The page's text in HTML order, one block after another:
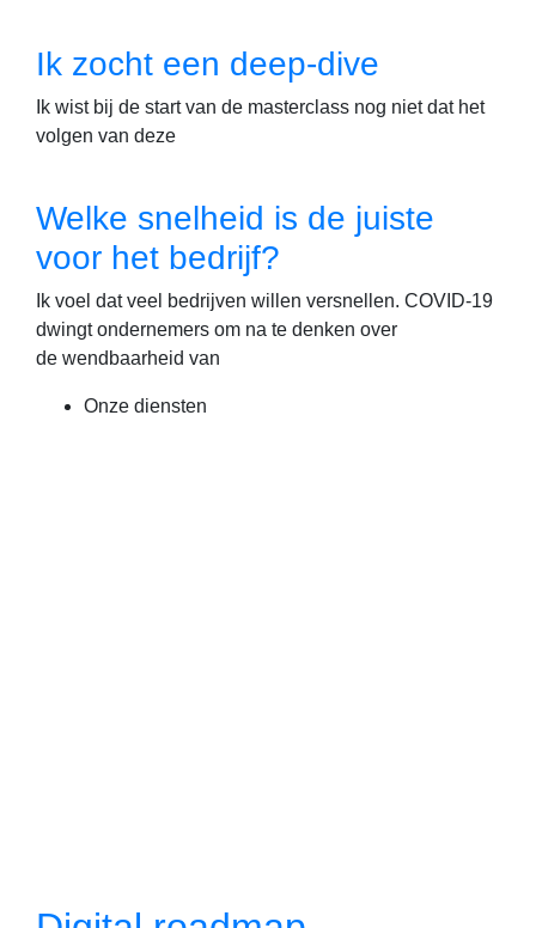
Ik zocht een deep-dive
Ik wist bij de start van de masterclass nog niet dat het
volgen van deze
Welke snelheid is de juiste
voor het bedrijf?
Ik voel dat veel bedrijven willen versnellen. COVID-19
dwingt ondernemers om na te denken over
de wendbaarheid van
Onze diensten